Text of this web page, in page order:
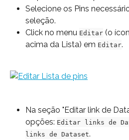
Selecione os Pins
seleção.
Click no menu Editar (o
acima da Lista) em Editar.
Na seção "Editar link de
opções: Editar links de
links de Dataset.